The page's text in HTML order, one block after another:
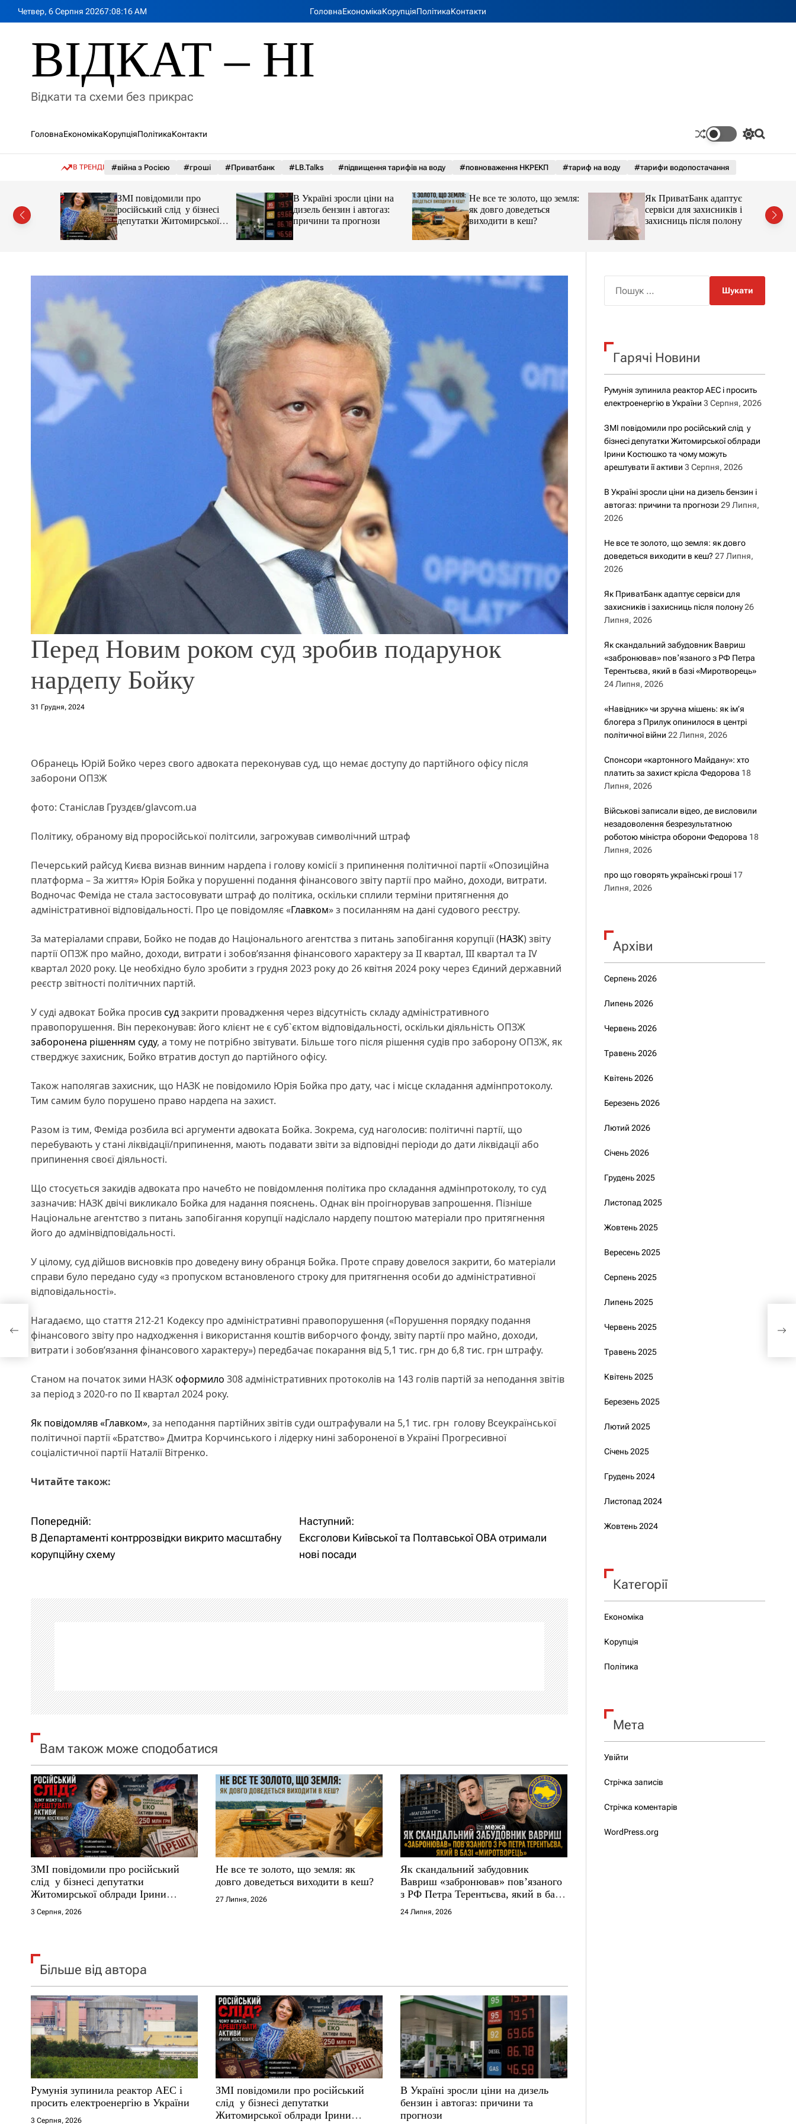
Четвер, 6 Серпня 20267:08:18AM ГоловнаЕкономікаКорупціяПолітикаКонтакти
ВІДКАТ – НІ
Відкати та схеми без прикрас
ГоловнаЕкономікаКорупціяПолітикаКонтакти
П
к
а
ч
р
о
у
П
В ТРЕНДІ #війна з Росією #гроші #Приватбанк #LB.Talks #підвищення тарифів на воду #повноваження НКРЕКП #тариф на воду #тарифи водопостачання
ЗМІ повідомили про
російський слід у бізнесі
депутатки Житомирської
облради Ірини Костюшко
та чому можуть арештувати
В Україні зросли ціни на
дизель бензин і автогаз:
причини та прогнози
Не все те золото, що земля:
як довго доведеться
виходити в кеш?
Як ПриватБанк адаптує
сервіси для захисників і
захисниць після полону
Перед Новим роком суд зробив подарунок
нардепу Бойку
31 Грудня, 2024
Обранець Юрій Бойко через свого адвоката переконував суд, що немає доступу до партійного офісу після
заборони ОПЗЖ
фото: Станіслав Груздєв/glavcom.ua
Політику, обраному від проросійської політсили, загрожував символічний штраф
Печерський райсуд Києва визнав винним нардепа і голову комісії з припинення політичної партії «Опозиційна
платформа – За життя» Юрія Бойка у порушенні подання фінансового звіту партії про майно, доходи, витрати.
Водночас Феміда не стала застосовувати штраф до політика, оскільки сплили терміни притягнення до
адміністративної відповідальності. Про це повідомляє «Главком» з посиланням на дані судового реєстру.
За матеріалами справи, Бойко не подав до Національного агентства з питань запобігання корупції (НАЗК) звіту
партії ОПЗЖ про майно, доходи, витрати і зобов’язання фінансового характеру за ІІ квартал, ІІІ квартал та ІV
квартал 2020 року. Це необхідно було зробити з грудня 2023 року до 26 квітня 2024 року через Єдиний державний
реєстр звітності політичних партій.
У суді адвокат Бойка просивсудзакрити провадження через відсутність складу адміністративного
правопорушення. Він переконував: його клієнт не є суб`єктом відповідальності, оскільки діяльність ОПЗЖ
заборонена рішенням суду, а тому не потрібно звітувати. Більше того після рішення судів про заборону ОПЗЖ, як
стверджує захисник, Бойко втратив доступ до партійного офісу.
Також наполягав захисник, що НАЗК не повідомило Юрія Бойка про дату, час і місце складання адмінпротоколу.
Тим самим було порушено право нардепа на захист.
Разом із тим, Феміда розбила всі аргументи адвоката Бойка. Зокрема, суд наголосив: політичні партії, що
перебувають у стані ліквідації/припинення, мають подавати звіти за відповідні періоди до дати ліквідації або
припинення своєї діяльності.
Що стосується закидів адвоката про начебто не повідомлення політика про складання адмінпротоколу, то суд
зазначив: НАЗК двічі викликало Бойка для надання пояснень. Однак він проігнорував запрошення. Пізніше
Національне агентство з питань запобігання корупції надіслало нардепу поштою матеріали про притягнення
його до адмінвідповідальності.
У цілому, суд дійшов висновків про доведену вину обранця Бойка. Проте справу довелося закрити, бо матеріали
справи було передано суду «з пропуском встановленого строку для притягнення особи до адміністративної
відповідальності».
Нагадаємо, що стаття 212-21 Кодексу про адміністративні правопорушення («Порушення порядку подання
фінансового звіту про надходження і використання коштів виборчого фонду, звіту партії про майно, доходи,
витрати і зобов’язання фінансового характеру») передбачає покарання від 5,1 тис. грн до 6,8 тис. грн штрафу.
Станом на початок зими НАЗКоформило 308 адміністративних протоколів на 143 голів партій за неподання звітів
за період з 2020-го по II квартал 2024 року.
Як повідомляв «Главком», за неподання партійних звітів суди оштрафували на 5,1 тис. грн голову Всеукраїнської
політичної партії «Братство» Дмитра Корчинського і лідерку нині забороненої в Україні Прогресивної
соціалістичної партії Наталії Вітренко.
Читайте також:
Н
а
і
г
а
ц
і
я
а
п
и
с
і
в
Попередній:
В Департаменті контррозвідки викрито масштабну
корупційну схему
Наступний:
Ексголови Київської та Полтавської ОВА отримали
нові посади
Вам також може сподобатися
ЗМІ повідомили про російський
слід у бізнесі депутатки
Житомирської облради Ірини
Костюшко та чому можуть
арештувати її активи
3 Серпня, 2026
Не все те золото, що земля: як
довго доведеться виходити в кеш?
27 Липня, 2026
Як скандальний забудовник
Вавриш «забронював» повʼязаного
з РФ Петра Терентьєва, який в базі
«Миротворець»
24 Липня, 2026
Більше від автора
Румунія зупинила реактор АЕС і
просить електроенергію в України
3 Серпня, 2026
ЗМІ повідомили про російський
слід у бізнесі депутатки
Житомирської облради Ірини
В Україні зросли ціни на дизель
бензин і автогаз: причини та
прогнози
к
Гарячі Новини
Румунія зупинила реактор АЕС і просить
електроенергію в України 3 Серпня, 2026
ЗМІ повідомили про російський слід у
бізнесі депутатки Житомирської облради
Ірини Костюшко та чому можуть
арештувати її активи 3 Серпня, 2026
В Україні зросли ціни на дизель бензин і
автогаз: причини та прогнози 29 Липня,
2026
Не все те золото, що земля: як довго
доведеться виходити в кеш? 27 Липня,
2026
Як ПриватБанк адаптує сервіси для
захисників і захисниць після полону 26
Липня, 2026
Як скандальний забудовник Вавриш
«забронював» повʼязаного з РФ Петра
Терентьєва, який в базі «Миротворець»
24 Липня, 2026
«Навідник» чи зручна мішень: як ім’я
блогера з Прилук опинилося в центрі
політичної війни 22 Липня, 2026
Спонсори «картонного Майдану»: хто
платить за захист крісла Федорова 18
Липня, 2026
Військові записали відео, де висловили
незадоволення безрезультатною
роботою міністра оборони Федорова 18
Липня, 2026
про що говорять українські гроші 17
Липня, 2026
Архіви
Серпень 2026
Липень 2026
Червень 2026
Травень 2026
Квітень 2026
Березень 2026
Лютий 2026
Січень 2026
Грудень 2025
Листопад 2025
Жовтень 2025
Вересень 2025
Серпень 2025
Липень 2025
Червень 2025
Травень 2025
Квітень 2025
Березень 2025
Лютий 2025
Січень 2025
Грудень 2024
Листопад 2024
Жовтень 2024
Категорії
Економіка
Корупція
Політика
Мета
Увійти
Стрічка записів
Стрічка коментарів
WordPress.org